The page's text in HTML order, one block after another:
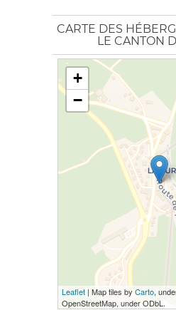
CARTE DES
LE CANTON
+
−
Leaflet| Map tiles by Carto,
OpenStreetMap, under ODbL.